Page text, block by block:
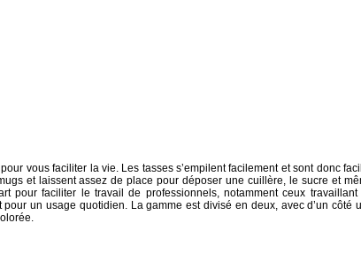
vous faciliter la vie. Les tasses s’empilent facilement et sont donc
et laissent assez de place pour déposer une cuillère, le sucre et
pour faciliter le travail de professionnels, notamment ceux travaillant
un usage quotidien. La gamme est divisé en deux, avec d’un côté